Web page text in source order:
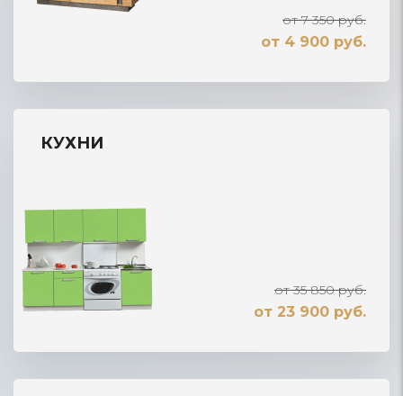
от 7 350 руб.
от 4 900 руб.
КУХНИ
от 35 850 руб.
от 23 900 руб.